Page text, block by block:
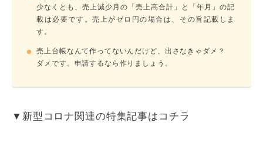
少なくとも、売上減少月の「売上高合計」と「年月」の記
載は必要です。売上がゼロ円の場合は、その旨記載しま
す。
売上台帳なんて作ってないんだけど、出さなきゃダメ？
ダメです。申請するなら作りましょう。
▼新型コロナ関連の特集記事はコチラ